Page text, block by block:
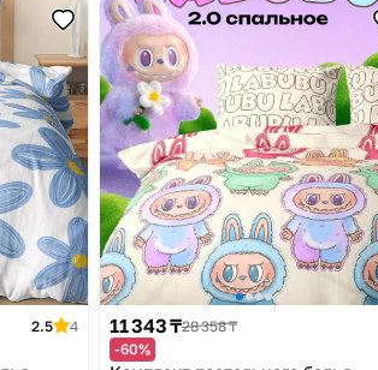
2.5
4
11 343 ₸28 358 ₸
-60%